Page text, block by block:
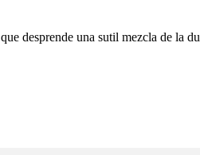
que desprende una sutil mezcla de la